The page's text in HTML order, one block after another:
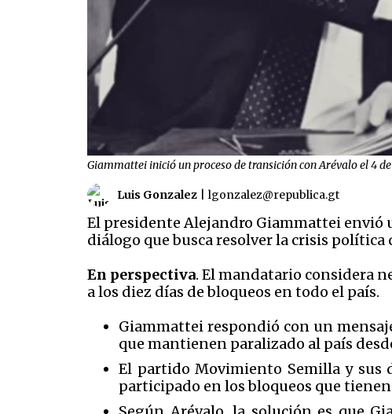
Giammattei inició un proceso de transición con Arévalo el 4
Luis Gonzalez lgonzalez@republica.gt
El presidente Alejandro Giammattei envió
diálogo que busca resolver la crisis política
En perspectiva. El mandatario considera
a los diez días de bloqueos en todo el país.
Giammattei respondió con un
que mantienen paralizado al país
El partido Movimiento Semilla y sus
participado en los bloqueos que